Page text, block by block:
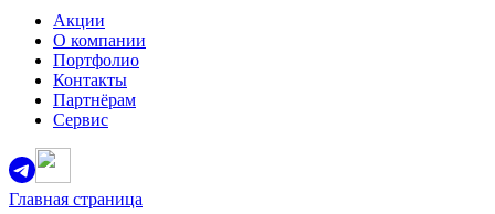
Акции
О компании
Портфолио
Контакты
Партнёрам
Сервис
Главная страница